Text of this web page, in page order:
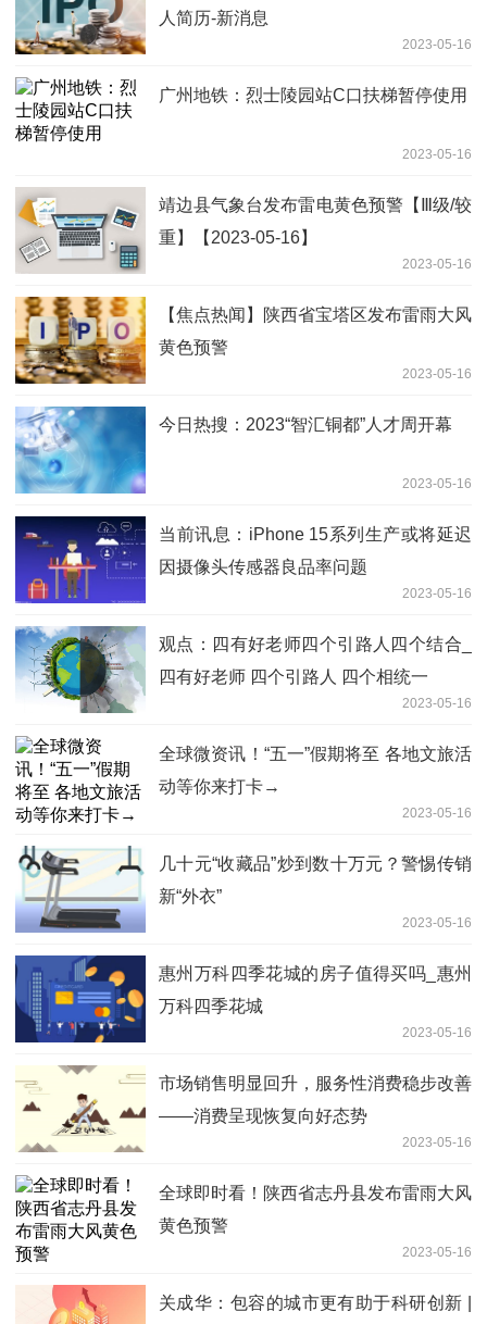
人简历-新消息
2023-05-16
广州地铁：烈士陵园站C口扶梯暂停使用
2023-05-16
靖边县气象台发布雷电黄色预警【Ⅲ级/较
重】【2023-05-16】
2023-05-16
【焦点热闻】陕西省宝塔区发布雷雨大风
黄色预警
2023-05-16
今日热搜：2023“智汇铜都”人才周开幕
2023-05-16
当前讯息：iPhone 15系列生产或将延迟
因摄像头传感器良品率问题
2023-05-16
观点：四有好老师四个引路人四个结合_
四有好老师 四个引路人 四个相统一
2023-05-16
全球微资讯！“五一”假期将至 各地文旅活
动等你来打卡→
2023-05-16
几十元“收藏品”炒到数十万元？警惕传销
新“外衣”
2023-05-16
惠州万科四季花城的房子值得买吗_惠州
万科四季花城
2023-05-16
市场销售明显回升，服务性消费稳步改善
——消费呈现恢复向好态势
2023-05-16
全球即时看！陕西省志丹县发布雷雨大风
黄色预警
2023-05-16
关成华：包容的城市更有助于科研创新 |